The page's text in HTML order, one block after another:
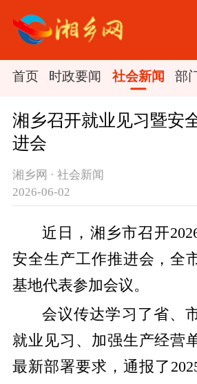
首页 时政要闻 社会新闻 部
湘乡召开就业见习暨安
进会
湘乡网 · 社会新闻
2026-06-02
近日，湘乡市召开
安全生产工作推进会，全
基地代表参加会议。
会议传达学习了省、
就业见习、加强生产经营
最新部署要求，通报了